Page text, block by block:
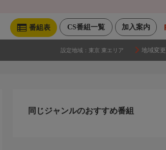
加入案内
CS番組一覧
番組表
設定地域： 東京 東エリア 地域変更
同じジャンルのおすすめ番組